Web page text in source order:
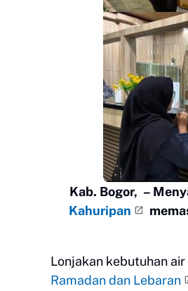
Kab. Bogor, –
Kahuripan
Lonjakan kebutuhan
Ramadan dan Lebaran